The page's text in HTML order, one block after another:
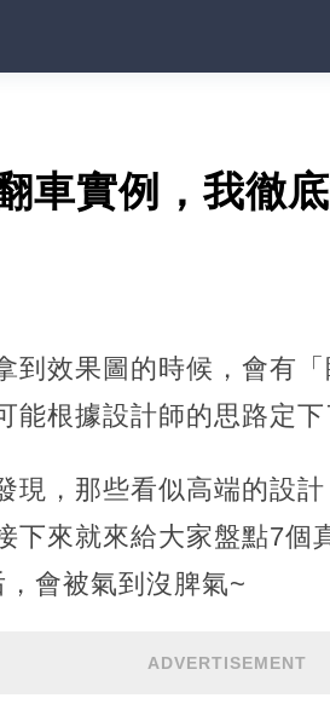
車實例，我徹
到效果圖的時候，會有
能根據設計師的思路定下
現，那些看似高端的設
下來就來給大家盤點7個
會被氣到沒脾氣~
ADVERTISEMENT